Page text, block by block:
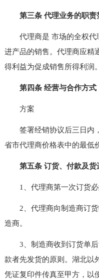
第三条 代理业务的职责
代理商是 市场的全权代
进产品的销售。代理商应精
得利益为促成销售所得利润。
第四条 经营与合作方式
方案
签署经销协议后三日内，
省市代理商价格表中的最低
第五条 订货、付款及货
1、代理商第一次订货必
2、代理商向制造商订货
造商。
3、制造商收到订货单后
款者先发货的原则。湖北以
凭证复印件传真至甲方，以